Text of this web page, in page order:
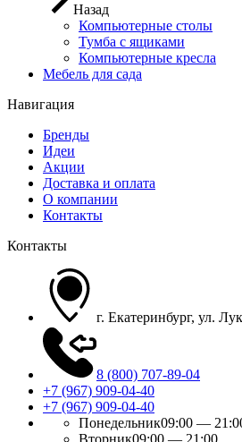
Назад
Компьютерные столы
Тумба с ящиками
Компьютерные кресла
Мебель для сада
Навигация
Бренды
Идеи
Акции
Доставка и оплата
О компании
Контакты
Контакты
г. Екатеринбург, ул.
8 (800) 707-89-04
+7 (967) 909-04-40
+7 (967) 909-04-40
Понедельник09:00 —
Вторник09:00 — 21:00